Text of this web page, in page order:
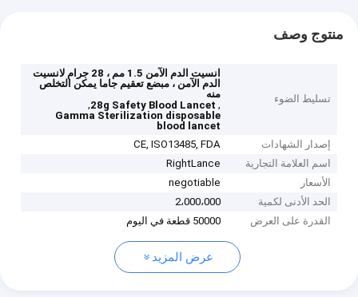
منتوج وصف
تسليط الضوء
انسيت الدم الآمن 1.5 مم ، 28 جرام لانسيت
الدم الآمن ، مبضع تعقيم جاما يمكن التخلص
منه
,
28g Safety Blood Lancet
,
Gamma Sterilization disposable
blood lancet
إصدار الشهادات
CE, ISO13485, FDA
اسم العلامة التجارية
RightLance
الأسعار
negotiable
الحد الأدنى لكمية
2،000،000
القدرة على العرض
50000 قطعة في اليوم
عرض المزيد